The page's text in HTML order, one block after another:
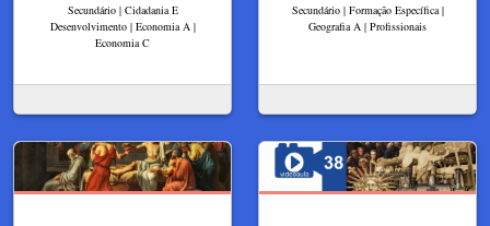
Secundário | Cidadania E
Desenvolvimento | Economia A |
Economia C
Secundário | Formação Específica |
Geografia A | Profissionais